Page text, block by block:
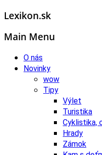
Lexikon.sk
Main Menu
O nás
Novinky
wow
Tipy
Výlet
Turistika
Cyklistika,
Hrady
Zámok